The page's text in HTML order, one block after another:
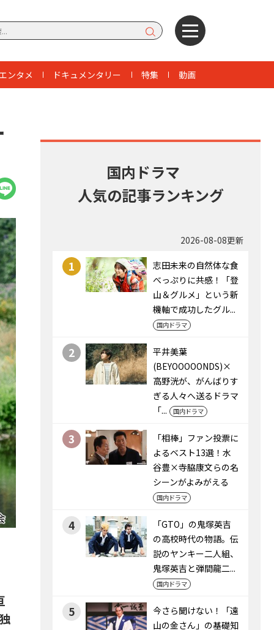
ンタメ ドキュメンタリー 特集 動画
国内ドラマ
人気の記事ランキング
2026-08-08更新
1
志田未来の自然体な食
べっぷりに共感！「登
山＆グルメ」という新
機軸で成功したグル...
国内ドラマ
2
平井美葉
(BEYOOOOONDS)×
高野洸が、がんばりす
ぎる人々へ送るドラマ
「...
国内ドラマ
3
「相棒」ファン投票に
よるベスト13選！水
谷豊×寺脇康文らの名
シーンがよみがえる
国内ドラマ
4
「GTO」の鬼塚英吉
の高校時代の物語。伝
説のヤンキー二人組、
鬼塚英吉と弾間龍二...
国内ドラマ
5
今さら聞けない！「遠
山の金さん」の基礎知